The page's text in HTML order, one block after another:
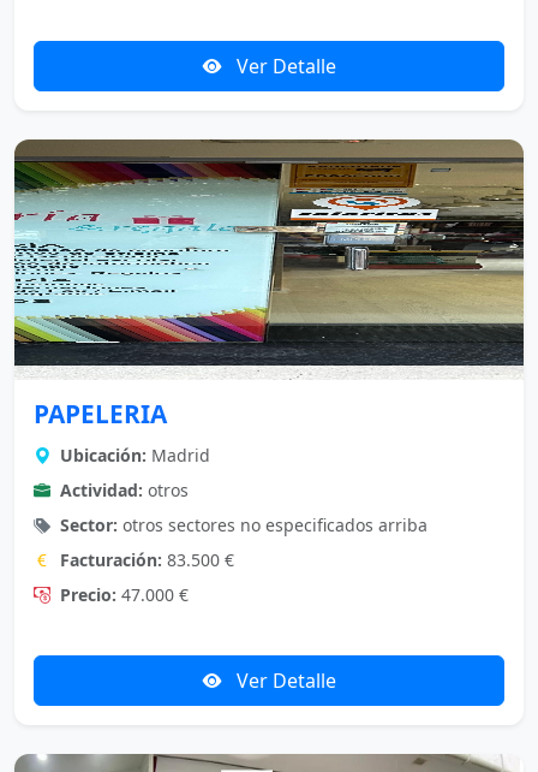
Ver Detalle
PAPELERIA
Ubicación: Madrid
Actividad: otros
Sector: otros sectores no especificados arriba
Facturación: 83.500 €
Precio: 47.000 €
Ver Detalle